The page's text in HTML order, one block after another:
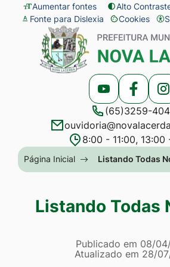
Seção
de
atalhos
acessibilidade
Ir
para
conteúdo
menu
[alt+2]
para
Aumentar fontes Alto
Fonte para Dislexia
Cookies
Abrir
de
Seção
menu
Acessar
a
Rede
Social
a
Rede
Social
a
(65)3259-
8:00 - 11:00, 13:00
Seção
do
principal
Página Inicial Listando Todas
Listando Todas
Página
Informações
Publicado em 08/
Atualizado em 28/